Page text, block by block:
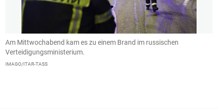
Am Mittwochabend kam es zu einem Brand im russischen
Verteidigungsministerium.
IMAGO/ITAR-TASS